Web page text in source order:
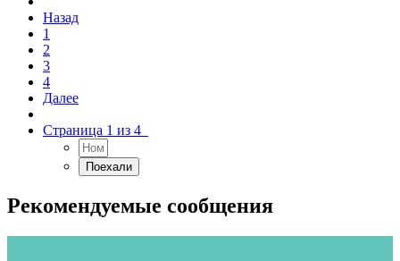
Назад
1
2
3
4
Далее
Страница 1 из 4
Рекомендуемые сообщения